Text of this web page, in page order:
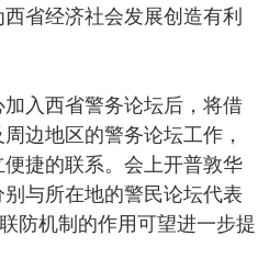
省经济社会发展创造有利
入西省警务论坛后，将借
边地区的警务论坛工作，
捷的联系。会上开普敦华
与所在地的警民论坛代表
防机制的作用可望进一步提